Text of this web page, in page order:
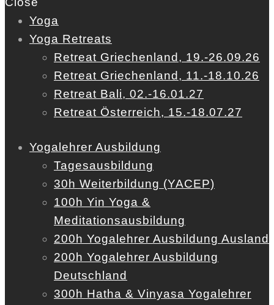
Yoga
Yoga Retreats
Retreat Griechenland, 19.-26.09.26
Retreat Griechenland, 11.-18.10.26
Retreat Bali, 02.-16.01.27
Retreat Österreich, 15.-18.07.27
Yogalehrer Ausbildung
Tagesausbildung
30h Weiterbildung (YACEP)
100h Yin Yoga &
Meditationsausbildung
200h Yogalehrer Ausbildung Ausland
200h Yogalehrer Ausbildung
Deutschland
300h Hatha & Vinyasa Yogalehrer